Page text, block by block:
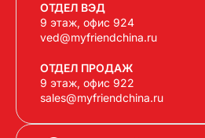
ОТДЕЛ ВЭД
9 этаж, офис 924
ved@myfriendchina.ru
ОТДЕЛ ПРОДАЖ
9 этаж, офис 922
sales@myfriendchina.ru